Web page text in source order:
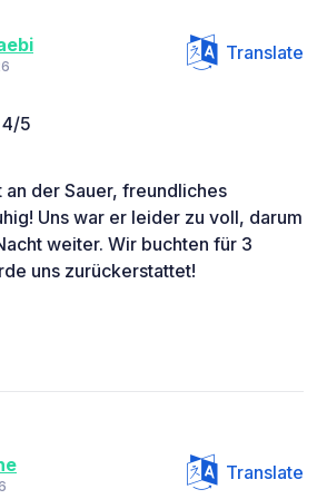
Translate
4/5
der Sauer, freundliches
Uns war er leider zu voll, darum
weiter. Wir buchten für 3
uns zurückerstattet!
Translate